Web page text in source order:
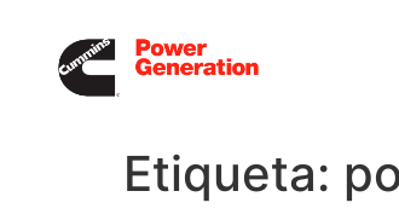
Etiqueta: